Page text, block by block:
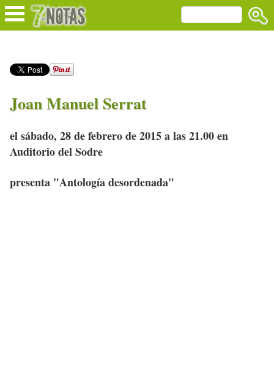
Joan Manuel Serrat
el sábado, 28 de febrero de 2015 a las 21.00 en
Auditorio del Sodre
presenta "Antología desordenada"